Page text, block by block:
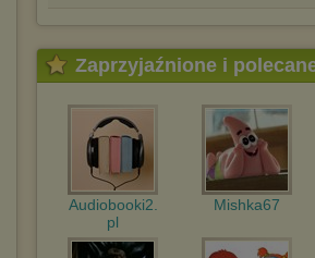
Zaprzyjaźnione i
Audiobooki2.
pl
Mishka67